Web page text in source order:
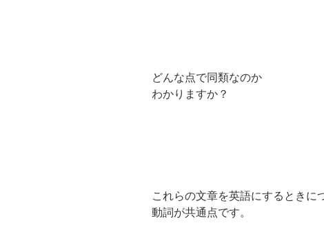
どんな点で同類なのか
わかりますか？
これらの文章を英語にするときに
動詞が共通点です。